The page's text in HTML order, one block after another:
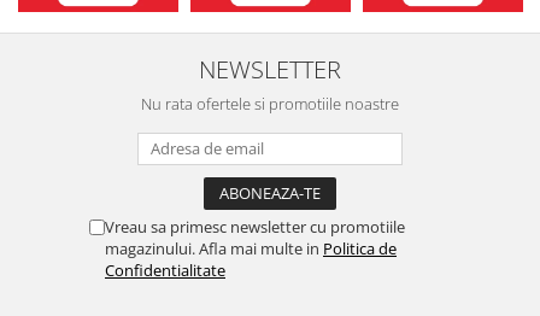
NEWSLETTER
Nu rata ofertele si promotiile noastre
Vreau sa primesc newsletter cu promotiile
magazinului. Afla mai multe in Politica de
Confidentialitate